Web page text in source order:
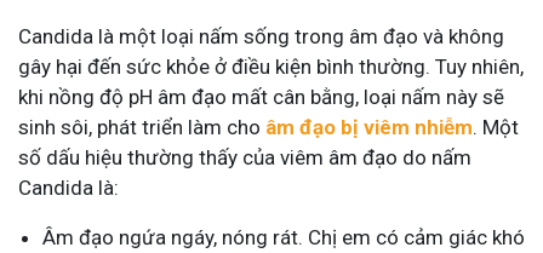
Candida là một loại nấm sống trong âm đạo và không
gây hại đến sức khỏe ở điều kiện bình thường. Tuy nhiên,
khi nồng độ pH âm đạo mất cân bằng, loại nấm này sẽ
sinh sôi, phát triển làm cho âm đạo bị viêm nhiễm. Một
số dấu hiệu thường thấy của viêm âm đạo do nấm
Candida là:
Âm đạo ngứa ngáy, nóng rát. Chị em có cảm giác khó